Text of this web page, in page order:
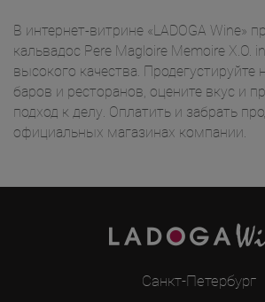
В интернет-витрине «LADOGA Wine»
кальвадос Pere Magloire Memoire X.O.
высокого качества. Продегустируйте
баров и ресторанов, оцените вкус и
подход к делу. Оплатить и забрать
официальных магазинах компании.
Санкт-Петербург